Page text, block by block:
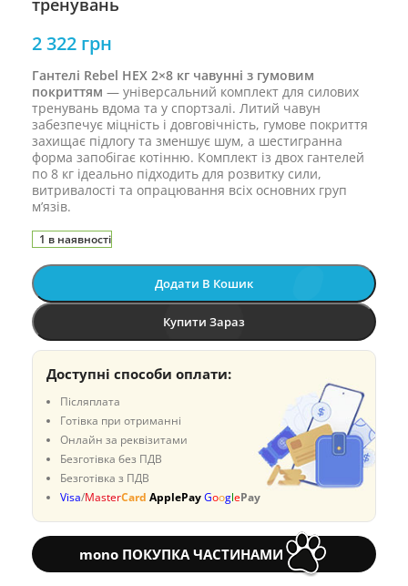
тренувань
2 322 грн
Гантелі Rebel HEX 2×8 кг чавунні з гумовим
покриттям — універсальний комплект для силових
тренувань вдома та у спортзалі. Литий чавун
забезпечує міцність і довговічність, гумове покриття
захищає підлогу та зменшує шум, а шестигранна
форма запобігає котінню. Комплект із двох гантелей
по 8 кг ідеально підходить для розвитку сили,
витривалості та опрацювання всіх основних груп
м’язів.
1 в наявності
Додати В Кошик
Купити Зараз
Доступні способи оплати:
Післяплата
Готівка при отриманні
Онлайн за реквізитами
Безготівка без ПДВ
Безготівка з ПДВ
Visa/MasterCard ApplePayGooglePay
mono ПОКУПКА ЧАСТИНАМИ